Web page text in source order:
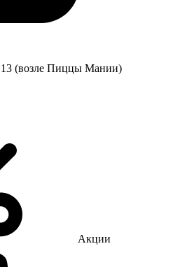
13 (возле Пиццы Мании)
Акции